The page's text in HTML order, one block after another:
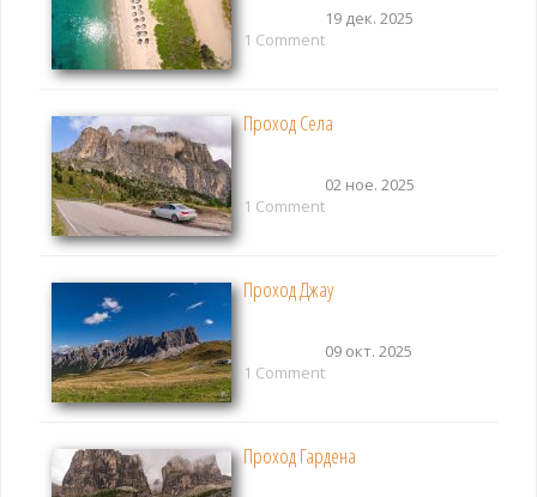
19 дек. 2025
1 Comment
Проход Села
02 ное. 2025
1 Comment
Проход Джау
09 окт. 2025
1 Comment
Проход Гардена